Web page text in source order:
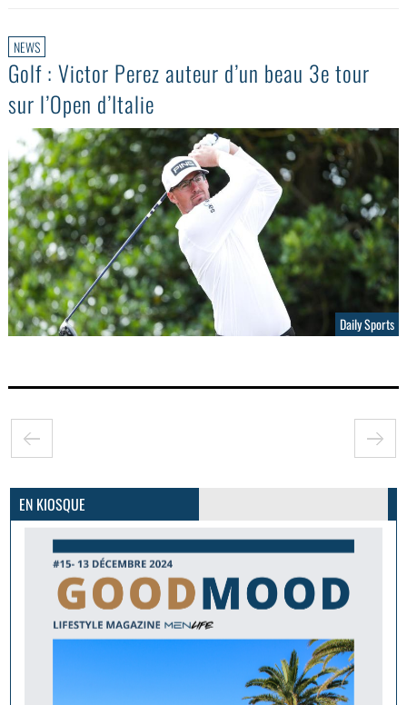
NEWS
Golf : Victor Perez auteur d’un beau 3e tour
sur l’Open d’Italie
Daily Sports
EN KIOSQUE PLUS D'INFOS